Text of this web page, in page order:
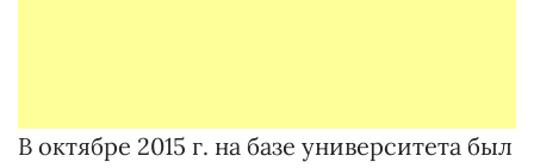
В октябре 2015 г. на базе университета был